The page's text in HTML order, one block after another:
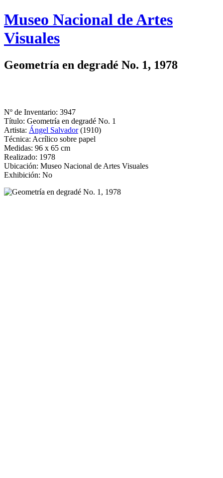
Logo
MNAV
Museo Nacional de Artes
Visuales
Geometría en degradé No. 1, 1978
Nº de Inventario: 3947
Título: Geometría en degradé No. 1
Artista: Ángel Salvador(1910)
Técnica: Acrílico sobre papel
Medidas: 96 x 65 cm
Realizado: 1978
Ubicación: Museo Nacional de Artes Visuales
Exhibición: No